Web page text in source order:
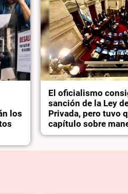
los
El oficialismo
sanción de la Ley
Privada, pero tuvo
capítulo sobre